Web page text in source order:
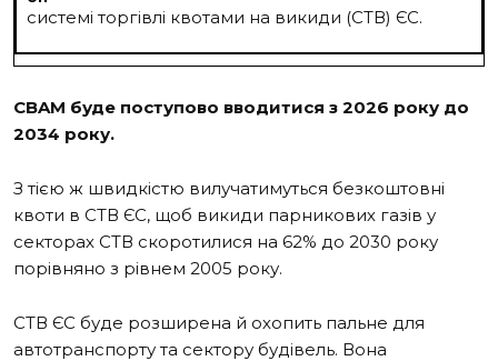
системі торгівлі квотами на викиди (СТВ) ЄС.
CBAM буде поступово вводитися з 2026 року до
2034 року.
З тією ж швидкістю вилучатимуться безкоштовні
квоти в СТВ ЄС, щоб викиди парникових газів у
секторах СТВ скоротилися на 62% до 2030 року
порівняно з рівнем 2005 року.
СТВ ЄС буде розширена й охопить пальне для
автотранспорту та сектору будівель. Вона